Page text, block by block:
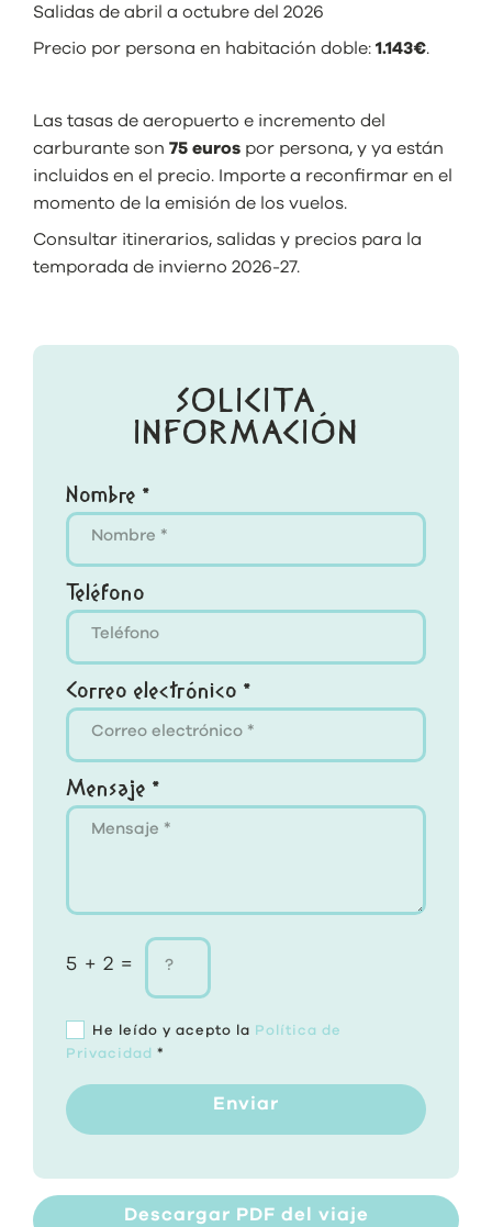
Salidas de abril a octubre del 2026
Precio por persona en habitación doble: 1.143€.
Las tasas de aeropuerto e incremento del
carburante son 75 euros por persona, y ya están
incluidos en el precio. Importe a reconfirmar en el
momento de la emisión de los vuelos.
Consultar itinerarios, salidas y precios para la
temporada de invierno 2026-27.
SOLICITA
INFORMACIÓN
Nombre *
Teléfono
Correo electrónico *
Mensaje *
5 + 2 =
He leído y acepto la Política de
Privacidad *
Enviar
Descargar PDF del viaje